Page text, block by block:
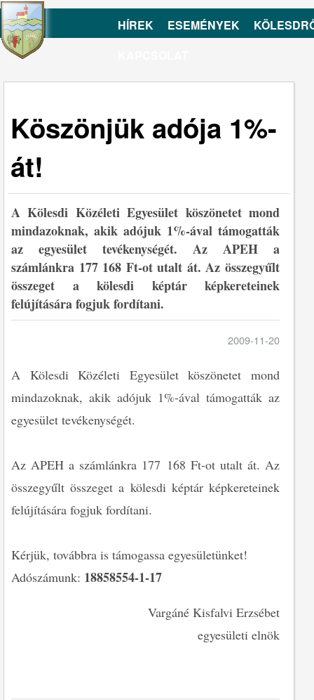
HÍREK ESEMÉNYEK
Köszönjük adója 1%-
át!
A Kölesdi Közéleti Egyesület köszönetet mond
mindazoknak, akik adójuk 1%-ával támogatták
az egyesület tevékenységét. Az APEH a
számlánkra 177 168 Ft-ot utalt át. Az összegyűlt
összeget a kölesdi képtár képkereteinek
felújítására fogjuk fordítani.
2009-11-20
A Kölesdi Közéleti Egyesület köszönetet mond
mindazoknak, akik adójuk 1%-ával támogatták az
egyesület tevékenységét.
Az APEH a számlánkra 177 168 Ft-ot utalt át. Az
összegyűlt összeget a kölesdi képtár képkereteinek
felújítására fogjuk fordítani.
Kérjük, továbbra is támogassa egyesületünket!
Adószámunk: 18858554-1-17
Vargáné Kisfalvi Erzsébet
egyesületi elnök